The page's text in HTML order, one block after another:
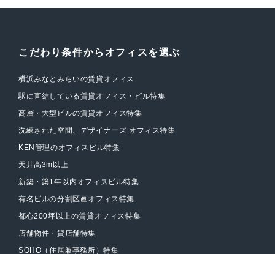
こだわり条件からオフィスを選ぶ
横浜みなとみらいの賃貸オフィス
駅に直結している賃貸オフィス・ビル特集
高層・大型ビルの賃貸オフィス特集
洗練された空間、デザイナーズ オフィス特集
KEN管理のオフィスビル特集
天井高3m以上
新築・築1年以内オフィスビル特集
有名ビルの分割区画オフィス特集
都心200坪以上の賃貸オフィス特集
店舗物件・貸店舗特集
SOHO（住居兼事務所）特集